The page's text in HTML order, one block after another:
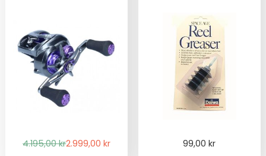
4.195,00krDet
2.999,00kr
Det
99,00kr